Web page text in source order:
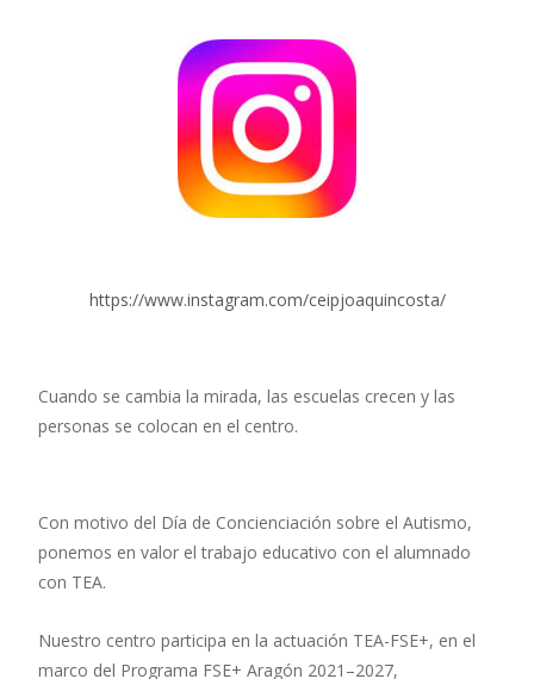
https://www.instagram.com/ceipjoaquincosta/
Cuando se cambia la mirada, las escuelas crecen y las
personas se colocan en el centro.
Con motivo del Día de Concienciación sobre el Autismo,
ponemos en valor el trabajo educativo con el alumnado
con TEA.
Nuestro centro participa en la actuación TEA-FSE+, en el
marco del Programa FSE+ Aragón 2021–2027,